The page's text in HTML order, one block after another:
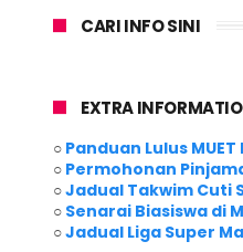
CARI INFO SINI
EXTRA
○ Panduan Lulus
○ Permohonan
○Jadual Takwim Cuti
○ Senarai Biasiswa di
○Jadual Liga Super